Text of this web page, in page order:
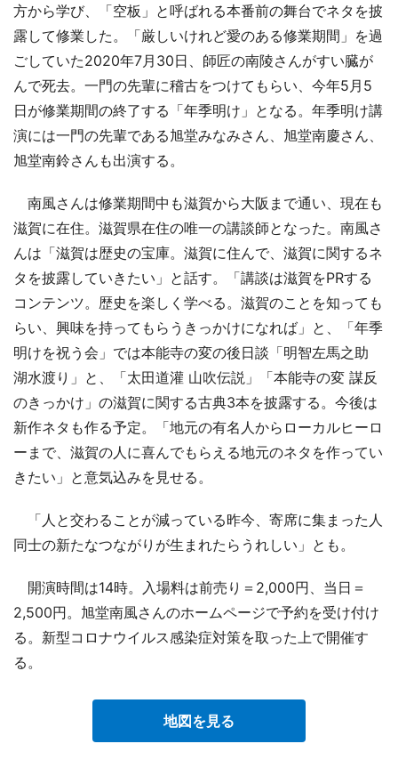
方から学び、「空板」と呼ばれる本番前の舞台でネタを披
露して修業した。「厳しいけれど愛のある修業期間」を過
ごしていた2020年7月30日、師匠の南陵さんがすい臓が
んで死去。一門の先輩に稽古をつけてもらい、今年5月5
日が修業期間の終了する「年季明け」となる。年季明け講
演には一門の先輩である旭堂みなみさん、旭堂南慶さん、
旭堂南鈴さんも出演する。
南風さんは修業期間中も滋賀から大阪まで通い、現在も
滋賀に在住。滋賀県在住の唯一の講談師となった。南風さ
んは「滋賀は歴史の宝庫。滋賀に住んで、滋賀に関するネ
タを披露していきたい」と話す。「講談は滋賀をPRする
コンテンツ。歴史を楽しく学べる。滋賀のことを知っても
らい、興味を持ってもらうきっかけになれば」と、「年季
明けを祝う会」では本能寺の変の後日談「明智左馬之助
湖水渡り」と、「太田道灌 山吹伝説」「本能寺の変 謀反
のきっかけ」の滋賀に関する古典3本を披露する。今後は
新作ネタも作る予定。「地元の有名人からローカルヒーロ
ーまで、滋賀の人に喜んでもらえる地元のネタを作ってい
きたい」と意気込みを見せる。
「人と交わることが減っている昨今、寄席に集まった人
同士の新たなつながりが生まれたらうれしい」とも。
開演時間は14時。入場料は前売り＝2,000円、当日＝
2,500円。旭堂南風さんのホームページで予約を受け付け
る。新型コロナウイルス感染症対策を取った上で開催す
る。
地図を見る